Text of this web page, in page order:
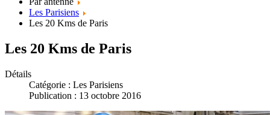
Les Parisiens
Les 20 Kms de Paris
Les 20 Kms de Paris
Détails
Catégorie : Les Parisiens
Publication : 13 octobre 2016